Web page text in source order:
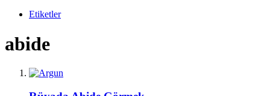
Etiketler
abide